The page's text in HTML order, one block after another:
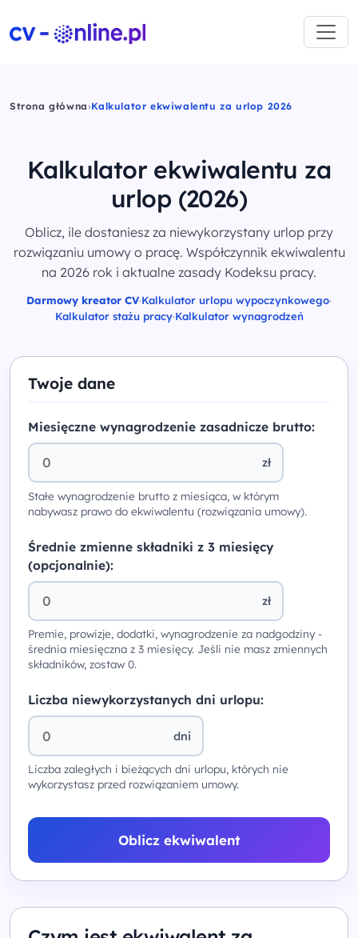
Strona główna›Kalkulator ekwiwalentu za urlop 2026
Kalkulator ekwiwalentu za
urlop (2026)
Oblicz, ile dostaniesz za niewykorzystany urlop przy
rozwiązaniu umowy o pracę. Współczynnik ekwiwalentu
na 2026 rok i aktualne zasady Kodeksu pracy.
Darmowy kreator CV·Kalkulator urlopu wypoczynkowego·
Kalkulator stażu pracy·Kalkulator wynagrodzeń
Twoje dane
Miesięczne wynagrodzenie zasadnicze brutto:
zł
Stałe wynagrodzenie brutto z miesiąca, w którym
nabywasz prawo do ekwiwalentu (rozwiązania umowy).
Średnie zmienne składniki z 3 miesięcy
(opcjonalnie):
zł
Premie, prowizje, dodatki, wynagrodzenie za nadgodziny -
średnia miesięczna z 3 miesięcy. Jeśli nie masz zmiennych
składników, zostaw 0.
Liczba niewykorzystanych dni urlopu:
dni
Liczba zaległych i bieżących dni urlopu, których nie
wykorzystasz przed rozwiązaniem umowy.
Oblicz ekwiwalent